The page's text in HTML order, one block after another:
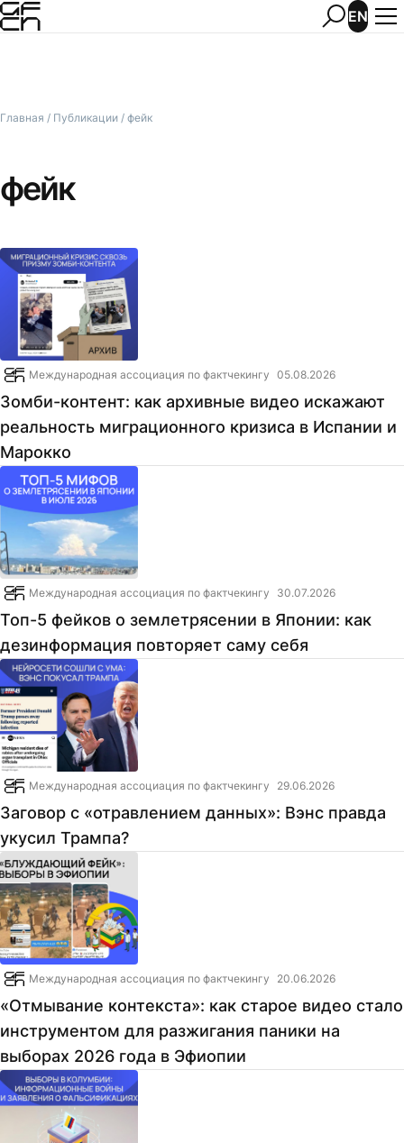
EN
Главная / Публикации / фейк
фейк
Международная ассоциация по фактчекингу 05.08.2026
Зомби-контент: как архивные видео искажают
реальность миграционного кризиса в Испании и
Марокко
Международная ассоциация по фактчекингу 30.07.2026
Топ-5 фейков о землетрясении в Японии: как
дезинформация повторяет саму себя
Международная ассоциация по фактчекингу 29.06.2026
Заговор с «отравлением данных»: Вэнс правда
укусил Трампа?
Международная ассоциация по фактчекингу 20.06.2026
«Отмывание контекста»: как старое видео стало
инструментом для разжигания паники на
выборах 2026 года в Эфиопии